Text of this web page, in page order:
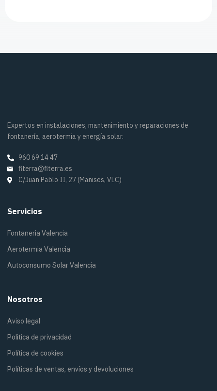
Expertos en instalaciones, mantenimiento y reparaciones de
fontanería, aerotermia y energía solar.
960 69 14 47
fiterra@fiterra.es
C/Juan Pablo II, 27 (Manises, VLC)
Servicios
Fontaneria Valencia
Aerotermia Valencia
Autoconsumo Solar Valencia
Nosotros
Aviso legal
Politica de privacidad
Política de cookies
Políticas de ventas, envíos y devoluciones